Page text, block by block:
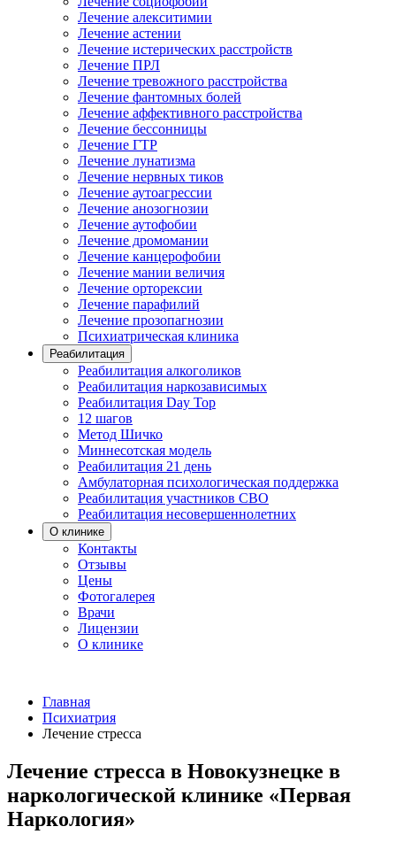
Лечение алекситимии
Лечение астении
Лечение истерических расстройств
Лечение ПРЛ
Лечение тревожного расстройства
Лечение фантомных болей
Лечение аффективного расстройства
Лечение бессонницы
Лечение ГТР
Лечение лунатизма
Лечение нервных тиков
Лечение аутоагрессии
Лечение анозогнозии
Лечение аутофобии
Лечение дромомании
Лечение канцерофобии
Лечение мании величия
Лечение орторексии
Лечение парафилий
Лечение прозопагнозии
Психиатрическая клиника
Реабилитация
Реабилитация алкоголиков
Реабилитация наркозависимых
Реабилитация Day Top
12 шагов
Метод Шичко
Миннесотская модель
Реабилитация 21 день
Амбулаторная психологическая поддержка
Реабилитация участников СВО
Реабилитация несовершеннолетних
О клинике
Контакты
Отзывы
Цены
Фотогалерея
Врачи
Лицензии
О клинике
Главная
Психиатрия
Лечение стресса
Лечение стресса в Новокузнецке в
наркологической клинике «Первая
Наркология»